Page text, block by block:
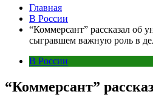
Главная
В России
“Коммерсант” рассказал об
сыгравшем важную роль в
В России
“Коммерсант”